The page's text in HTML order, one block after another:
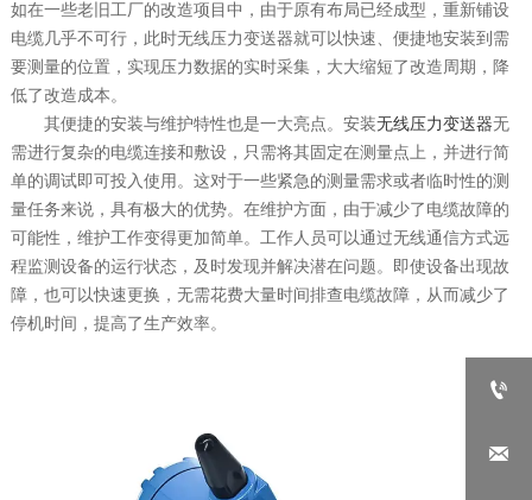
如在一些老旧工厂的改造项目中，由于原有布局已经成型，重新铺设
电缆几乎不可行，此时无线压力变送器就可以快速、便捷地安装到需
要测量的位置，实现压力数据的实时采集，大大缩短了改造周期，降
低了改造成本。
其便捷的安装与维护特性也是一大亮点。安装无线压力变送器无
需进行复杂的电缆连接和敷设，只需将其固定在测量点上，并进行简
单的调试即可投入使用。这对于一些紧急的测量需求或者临时性的测
量任务来说，具有极大的优势。在维护方面，由于减少了电缆故障的
可能性，维护工作变得更加简单。工作人员可以通过无线通信方式远
程监测设备的运行状态，及时发现并解决潜在问题。即使设备出现故
障，也可以快速更换，无需花费大量时间排查电缆故障，从而减少了
停机时间，提高了生产效率。

